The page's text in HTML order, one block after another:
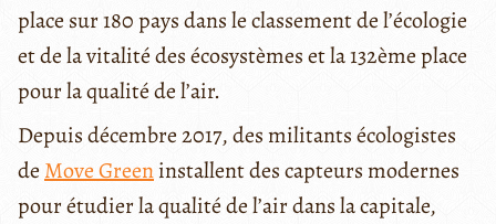
place sur 180 pays dans le classement de l’écologie
et de la vitalité des écosystèmes et la 132ème place
pour la qualité de l’air.
Depuis décembre 2017, des militants écologistes
deMove Greeninstallent des capteurs modernes
pour étudier la qualité de l’air dans la capitale,